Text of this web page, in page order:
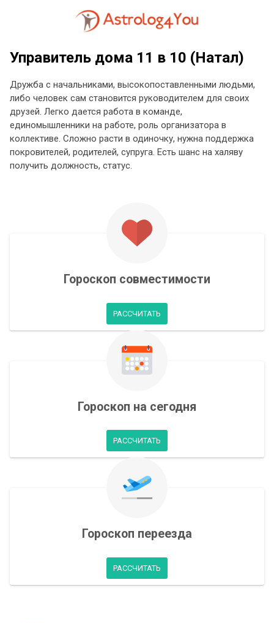
Управитель дома 11 в 10 (Натал)
Дружба с начальниками, высокопоставленными людьми,
либо человек сам становится руководителем для своих
друзей. Легко дается работа в команде,
единомышленники на работе, роль организатора в
коллективе. Сложно расти в одиночку, нужна поддержка
покровителей, родителей, супруга. Есть шанс на халяву
получить должность, статус.
Гороскоп совместимости
РАССЧИТАТЬ
Гороскоп на сегодня
РАССЧИТАТЬ
Гороскоп переезда
РАССЧИТАТЬ